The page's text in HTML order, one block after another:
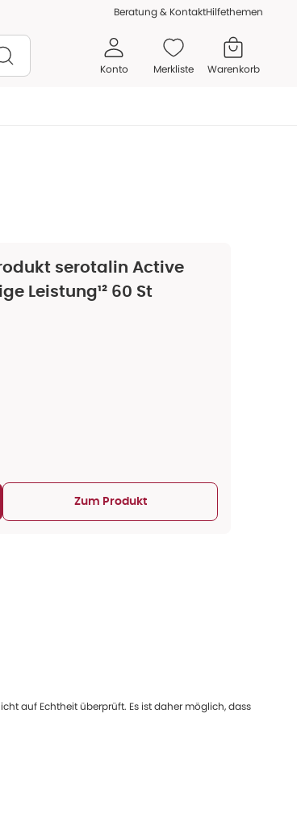
Beratung & KontaktHilfethemen
Konto Merkliste Warenkorb
serotalin Active
Leistung¹² 60 St
Zum Produkt
auf Echtheit überprüft. Es ist daher möglich, dass